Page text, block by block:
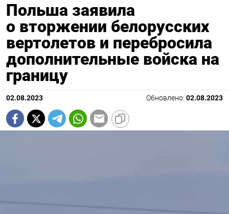
Польша заявила
о вторжении белорусских
вертолетов и перебросила
дополнительные войска на
границу
02.08.2023 Обновлено: 02.08.2023